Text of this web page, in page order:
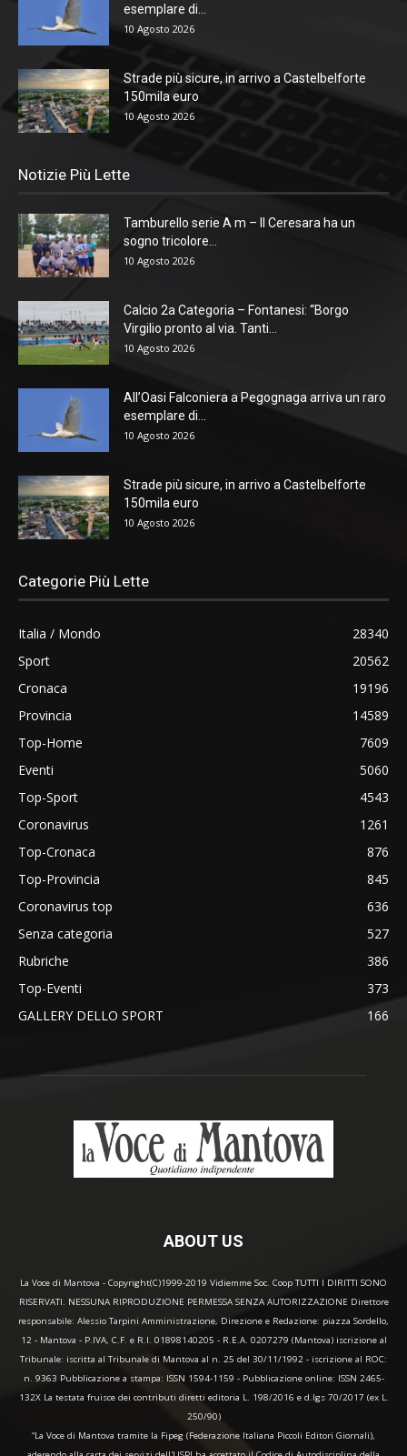
esemplare di...
10 Agosto 2026
Strade più sicure, in arrivo a Castelbelforte
150mila euro
10 Agosto 2026
Notizie Più Lette
Tamburello serie A m – Il Ceresara ha un
sogno tricolore...
10 Agosto 2026
Calcio 2a Categoria – Fontanesi: “Borgo
Virgilio pronto al via. Tanti...
10 Agosto 2026
All’Oasi Falconiera a Pegognaga arriva un raro
esemplare di...
10 Agosto 2026
Strade più sicure, in arrivo a Castelbelforte
150mila euro
10 Agosto 2026
Categorie Più Lette
Italia / Mondo
28340
Sport
20562
Cronaca
19196
Provincia
14589
Top-Home
7609
Eventi
5060
Top-Sport
4543
Coronavirus
1261
Top-Cronaca
876
Top-Provincia
845
Coronavirus top
636
Senza categoria
527
Rubriche
386
Top-Eventi
373
GALLERY DELLO SPORT
166
ABOUT US
La Voce di Mantova - Copyright(C)1999-2019 Vidiemme Soc. Coop TUTTI I DIRITTI SONO
RISERVATI. NESSUNA RIPRODUZIONE PERMESSA SENZA AUTORIZZAZIONE Direttore
responsabile: Alessio Tarpini Amministrazione, Direzione e Redazione: piazza Sordello,
12 - Mantova - P.IVA, C.F. e R.I. 01898140205 - R.E.A. 0207279 (Mantova) iscrizione al
Tribunale: iscritta al Tribunale di Mantova al n. 25 del 30/11/1992 - iscrizione al ROC:
n. 9363 Pubblicazione a stampa: ISSN 1594-1159 - Pubblicazione online: ISSN 2465-
132X La testata fruisce dei contributi diretti editoria L. 198/2016 e d.lgs 70/2017 (ex L.
250/90)
“La Voce di Mantova tramite la Fipeg (Federazione Italiana Piccoli Editori Giornali),